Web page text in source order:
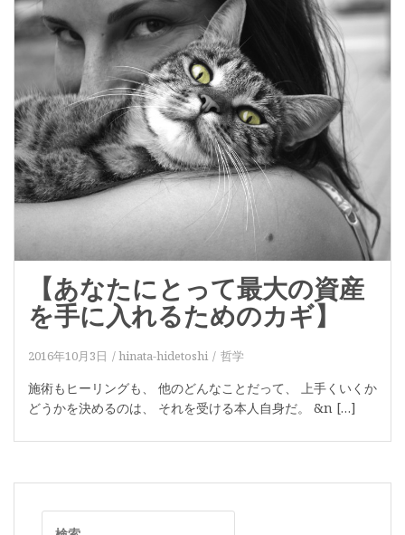
【あなたにとって最大の資産
を手に入れるためのカギ】
2016年10月3日 hinata-hidetoshi 哲学
施術もヒーリングも、 他のどんなことだって、 上手くいくか
どうかを決めるのは、 それを受ける本人自身だ。 &n […]